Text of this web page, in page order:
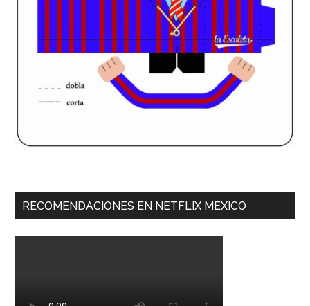
RECOMENDACIONES EN NETFLIX MEXICO